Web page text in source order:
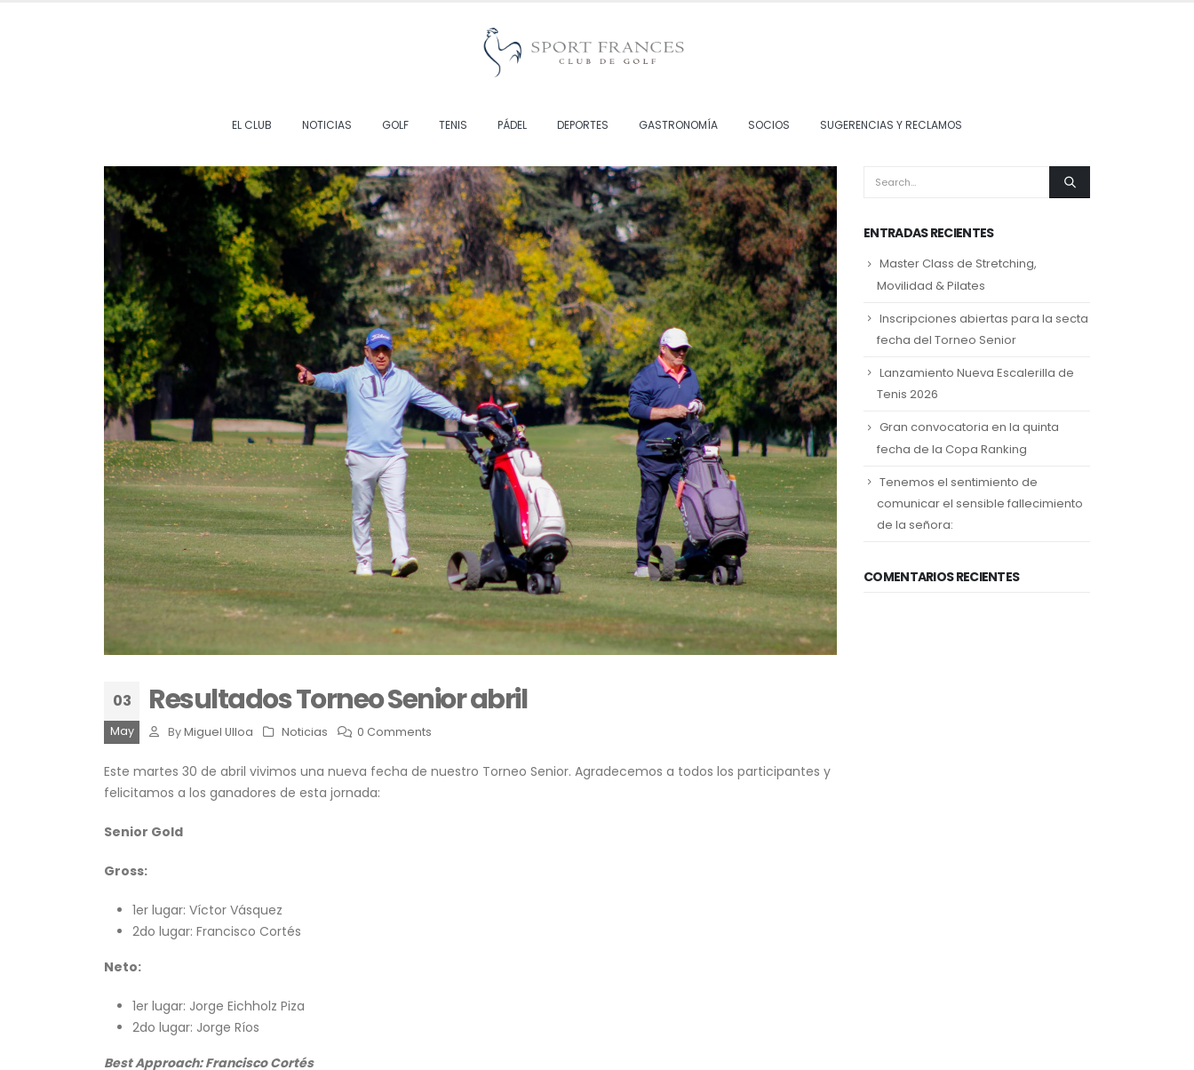
EL CLUB NOTICIAS GOLF TENIS PÁDEL DEPORTES GASTRONOMÍA SOCIOS SUGERENCIAS Y RECLAMOS
03
May
Resultados Torneo Senior abril
By Miguel Ulloa Noticias 0 Comments
Este martes 30 de abril vivimos una nueva fecha de nuestro Torneo Senior. Agradecemos a todos los participantes y
felicitamos a los ganadores de esta jornada:
Senior Gold
Gross:
1er lugar: Víctor Vásquez
2do lugar: Francisco Cortés
Neto:
1er lugar: Jorge Eichholz Piza
2do lugar: Jorge Ríos
Best Approach: Francisco Cortés
ENTRADAS RECIENTES
Master Class de Stretching,
Movilidad & Pilates
Inscripciones abiertas para la secta
fecha del Torneo Senior
Lanzamiento Nueva Escalerilla de
Tenis 2026
Gran convocatoria en la quinta
fecha de la Copa Ranking
Tenemos el sentimiento de
comunicar el sensible fallecimiento
de la señora:
COMENTARIOS RECIENTES